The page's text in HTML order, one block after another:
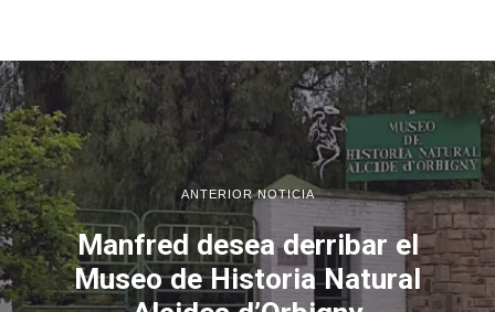
ANTERIOR NOTICIA
Manfred desea derribar el
Museo de Historia Natural